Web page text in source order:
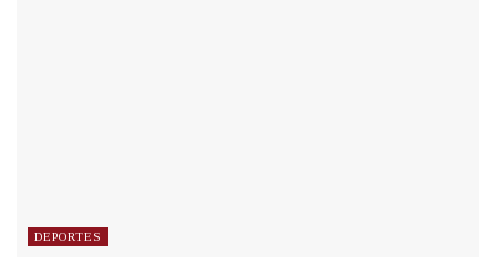
DEPORTES